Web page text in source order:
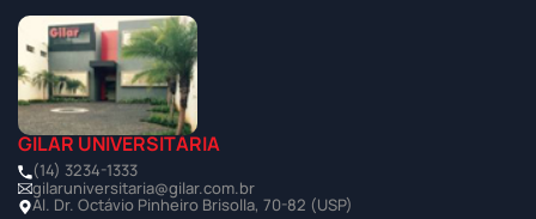
GILAR UNIVERSITÁRIA
(14) 3234-1333
gilaruniversitaria@gilar.com.br
Al. Dr. Octávio Pinheiro Brisolla, 70-82 (USP)